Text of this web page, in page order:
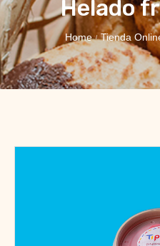
Helado
Home / Tienda